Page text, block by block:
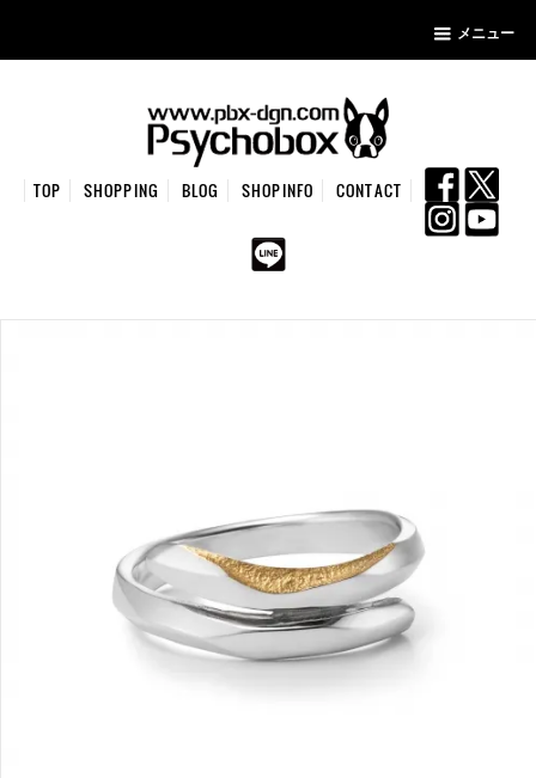
メニュー
TOP SHOPPING BLOG SHOPINFO CONTACT